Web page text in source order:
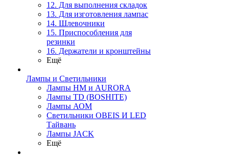
12. Для выполнения складок
13. Для изготовления лампас
14. Шлевочники
15. Приспособления для
резинки
16. Держатели и кронштейны
Ещё
Лампы и Светильники
Лампы HM и AURORA
Лампы TD (BOSHITE)
Лампы АОМ
Светильники OBEIS И LED
Тайвань
Лампы JACK
Ещё